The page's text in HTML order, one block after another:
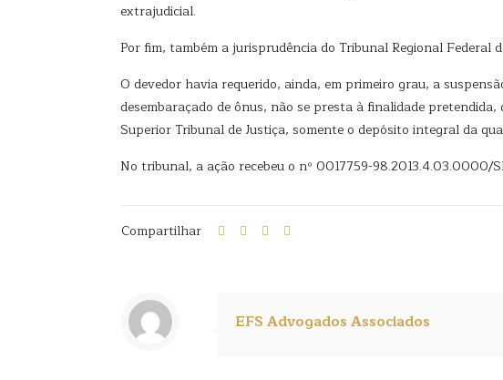
extrajudicial.
Por fim, também a jurisprudência do Tribunal Regional Federal
O devedor havia requerido, ainda, em primeiro grau, a
desembaraçado de ônus, não se presta à finalidade
Superior Tribunal de Justiça, somente o depósito integral da
No tribunal, a ação recebeu o nº 0017759-98.2013.4.03.0000/
Compartilhar
EFS Advogados Associados